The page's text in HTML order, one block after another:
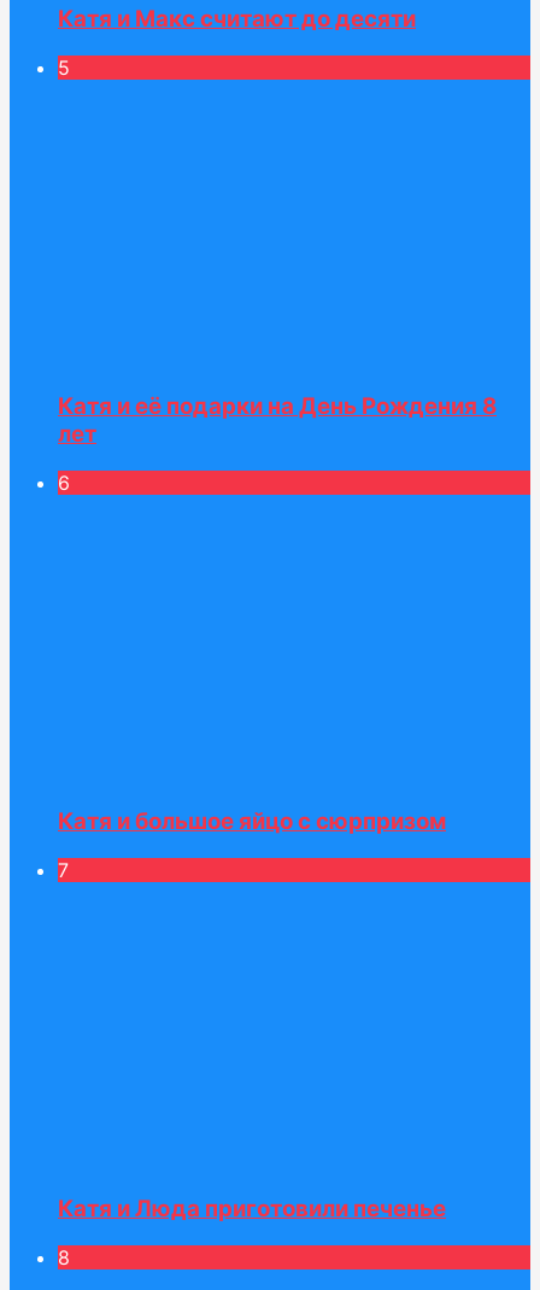
Катя и Макс считают до десяти
5
Катя и её подарки на День Рождения 8
лет
6
Катя и большое яйцо с сюрпризом
7
Катя и Люда приготовили печенье
8